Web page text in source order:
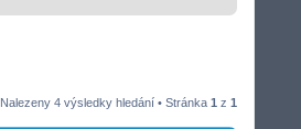
Nalezeny 4 výsledky hledání • Stránka 1 z 1